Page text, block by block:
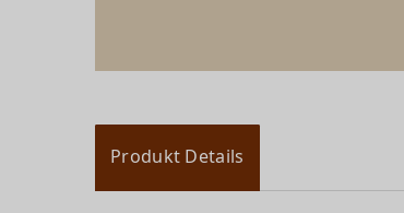
Produkt Details